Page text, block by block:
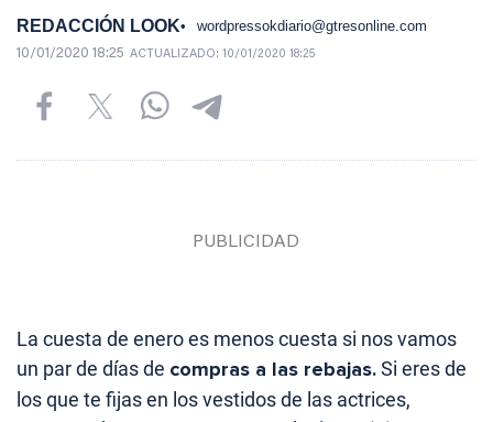
REDACCIÓN LOOK wordpressokdiario@gtresonline.com
10/01/2020 18:25 ACTUALIZADO: 10/01/2020 18:25
La cuesta de enero es menos cuesta si nos vamos
un par de días de compras a las rebajas.Si eres de
los que te fijas en los vestidos de las actrices,